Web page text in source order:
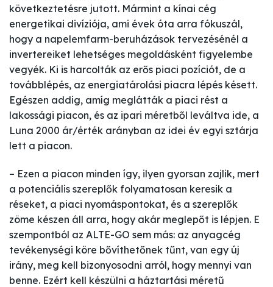
következtetésre jutott. Mármint a kínai cég
energetikai divíziója, ami évek óta arra fókuszál,
hogy a napelemfarm-beruházások tervezésénél a
invertereiket lehetséges megoldásként figyelembe
vegyék. Ki is harcolták az erős piaci pozíciót, de a
továbblépés, az energiatárolási piacra lépés késett.
Egészen addig, amíg meglátták a piaci rést a
lakossági piacon, és az ipari méretből leváltva ide, a
Luna 2000 ár/érték arányban az idei év egyi sztárja
lett a piacon.
– Ezen a piacon minden így, ilyen gyorsan zajlik, mert
a potenciális szereplők folyamatosan keresik a
réseket, a piaci nyomáspontokat, és a szereplők
zöme készen áll arra, hogy akár meglepőt is lépjen. E
szempontból az ALTE-GO sem más: az anyagcég
tevékenységi köre bővíthetőnek tűnt, van egy új
irány, meg kell bizonyosodni arról, hogy mennyi van
benne. Ezért kell készülni a háztartási méretű